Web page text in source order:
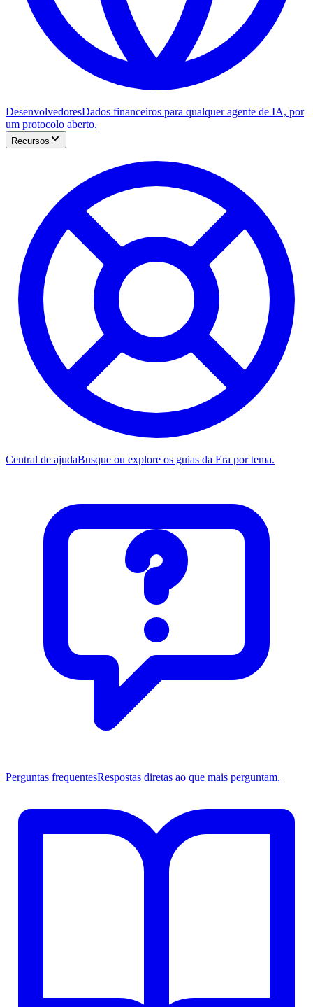
DesenvolvedoresDados financeiros para qualquer agente de IA, por
um protocolo aberto.
Recursos
Central de ajudaBusque ou explore os guias da Era por tema.
Perguntas frequentesRespostas diretas ao que mais perguntam.